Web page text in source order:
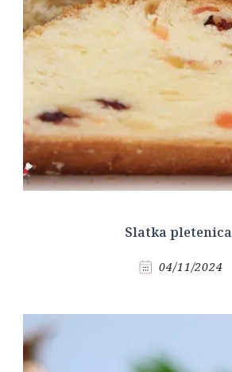
Slatka pletenica
04/11/2024